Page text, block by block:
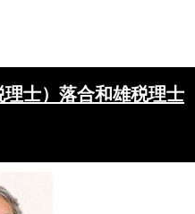
士）落合和雄税理士